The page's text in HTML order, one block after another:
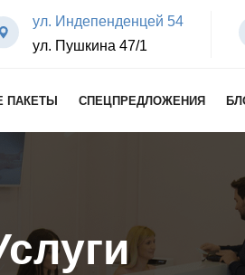
ул. Индепенденцей 54
ул. Пушкина 47/1
ПАКЕТЫ СПЕЦПРЕДЛОЖЕНИЯ